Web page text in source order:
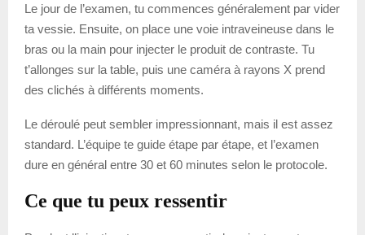
Le jour de l’examen, tu commences généralement par vider
ta vessie. Ensuite, on place une voie intraveineuse dans le
bras ou la main pour injecter le produit de contraste. Tu
t’allonges sur la table, puis une caméra à rayons X prend
des clichés à différents moments.
Le déroulé peut sembler impressionnant, mais il est assez
standard. L’équipe te guide étape par étape, et l’examen
dure en général entre 30 et 60 minutes selon le protocole.
Ce que tu peux ressentir